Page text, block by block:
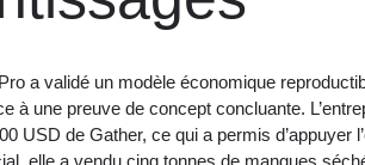
a validé un modèle économique
à une preuve de concept concluante.
USD de Gather, ce qui a permis d’appuyer
elle a vendu cinq tonnes de mangues